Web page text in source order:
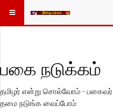
பகை நடுக்கம்
தமிழர் என்று சொல்வோம் - பகைவர்
தமை நடுங்க வைப்போம்